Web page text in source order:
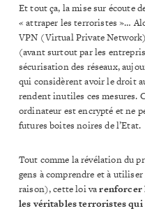
Et tout ça, la mise sur écoute
« attraper les terroristes »…
VPN (Virtual Private
(avant surtout par les
sécurisation des réseaux,
qui considèrent avoir le droit
rendent inutiles ces mesures.
ordinateur est encrypté et ne
futures boites noires de l’Etat.
Tout comme la révélation du
gens à comprendre et à
raison), cette loi varenforcer
les véritables terroristes